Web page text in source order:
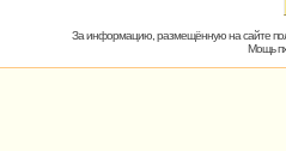
За информацию, размещённую на сайте
Мощь